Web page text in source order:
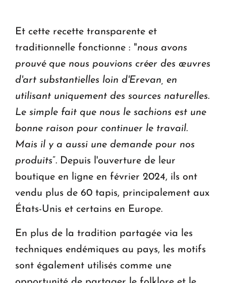
Et cette recette transparente et
traditionnelle fonctionne : "nous avons
prouvé que nous pouvions créer des œuvres
d'art substantielles loin d'Erevan, en
utilisant uniquement des sources naturelles.
Le simple fait que nous le sachions est une
bonne raison pour continuer le travail.
Mais il y a aussi une demande pour nos
produits”. Depuis l'ouverture de leur
boutique en ligne en février 2024, ils ont
vendu plus de 60 tapis, principalement aux
États-Unis et certains en Europe.
En plus de la tradition partagée via les
techniques endémiques au pays, les motifs
sont également utilisés comme une